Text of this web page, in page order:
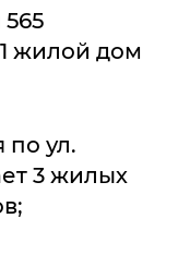
жилой дом
по ул.
3 жилых